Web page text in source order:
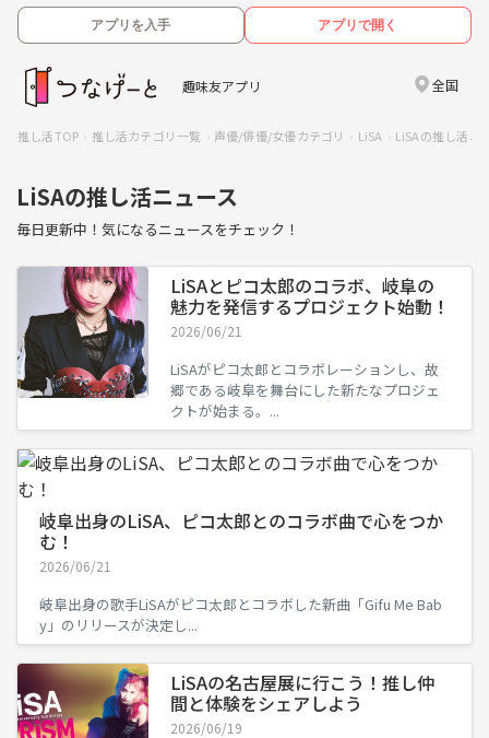
アプリを入手 アプリで開く
趣味友アプリ 全国
推し活TOP 推し活カテゴリ一覧 声優/俳優/女優カテゴリ LiSA LiSAの推し活ニ
LiSAの推し活ニュース
毎日更新中！気になるニュースをチェック！
LiSAとピコ太郎のコラボ、岐阜の
魅力を発信するプロジェクト始動！
2026/06/21
LiSAがピコ太郎とコラボレーションし、故
郷である岐阜を舞台にした新たなプロジェ
クトが始まる。...
岐阜出身のLiSA、ピコ太郎とのコラボ曲で心をつか
む！
2026/06/21
岐阜出身の歌手LiSAがピコ太郎とコラボした新曲「Gifu Me Bab
y」のリリースが決定し...
LiSAの名古屋展に行こう！推し仲
間と体験をシェアしよう
2026/06/19